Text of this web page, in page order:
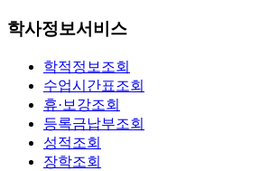
학사정보서비스
학적정보조회
수업시간표조회
휴·보강조회
등록금납부조회
성적조회
장학조회